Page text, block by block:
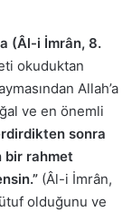
(Âl-i İmrân, 8.
okuduktan
Allah’a
ve en önemli
sonra
bir rahmet
(Âl-i İmrân,
olduğunu ve